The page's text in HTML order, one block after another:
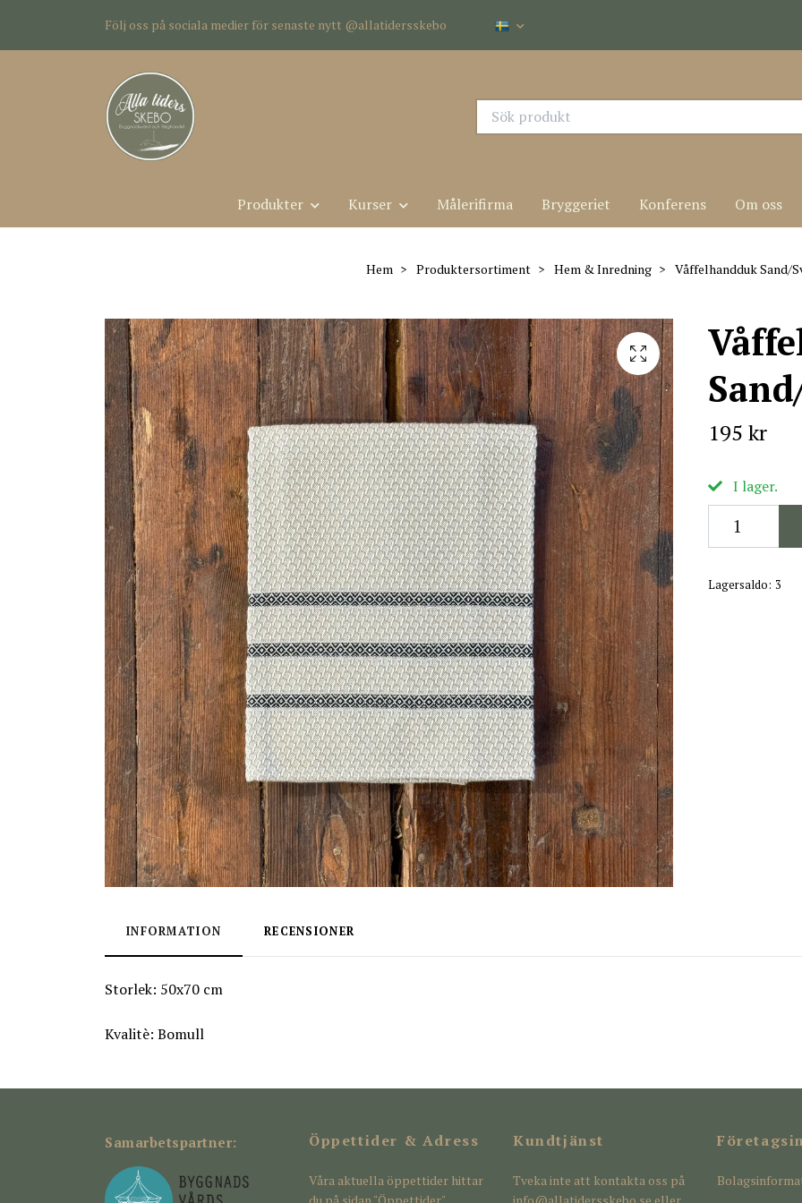
Följ oss på sociala medier för senaste nytt @allatidersskebo
Produkter Kurser Målerifirma Bryggeriet Konferens Om oss
Hem Produktersortiment Hem & Inredning Våffelhandduk Sand/
195 kr
I lager.
Lagersaldo: 3
INFORMATION RECENSIONER
Storlek: 50x70 cm
Kvalitè: Bomull
Samarbetspartner: Öppettider & Adress
Våra aktuella öppettider hittar
Kundtjänst
Tveka inte att kontakta oss på